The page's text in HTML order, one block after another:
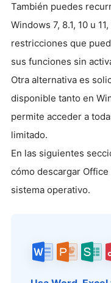
También puedes
Windows 7, 8.1, 10 u
restricciones que
sus funciones sin
Otra alternativa es
disponible tanto en
permite acceder a
limitado.
En las siguientes
cómo descargar
sistema operativo.